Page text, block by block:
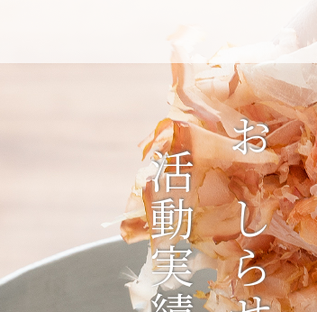
おしらせ
活動実績